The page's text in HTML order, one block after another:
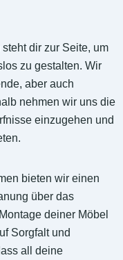
dir zur Seite, um
zu gestalten. Wir
aber auch
nehmen wir uns die
einzugehen und
bieten wir einen
über das
deiner Möbel
Sorgfalt und
all deine